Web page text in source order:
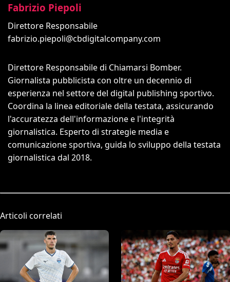
Fabrizio Piepoli
Direttore Responsabile
fabrizio.piepoli@cbdigitalcompany.com
Direttore Responsabile di Chiamarsi Bomber.
Giornalista pubblicista con oltre un decennio di
esperienza nel settore del digital publishing sportivo.
Coordina la linea editoriale della testata, assicurando
l'accuratezza dell'informazione e l'integrità
giornalistica. Esperto di strategie media e
comunicazione sportiva, guida lo sviluppo della testata
giornalistica dal 2018.
Articoli correlati